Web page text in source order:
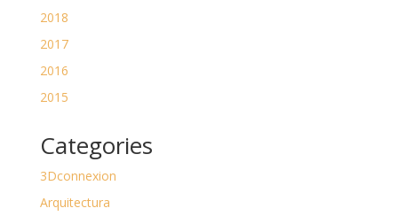
2018
2017
2016
2015
Categories
3Dconnexion
Arquitectura